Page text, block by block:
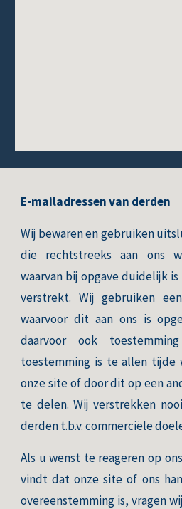
E-mailadressen van derden
Wij bewaren en gebruiken
die rechtstreeks aan ons
waarvan bij opgave duidelijk
verstrekt. Wij gebruiken
waarvoor dit aan ons is
daarvoor ook
toestemming is te allen tijde
onze site of door dit op een
te delen. Wij verstrekken
derden t.b.v. commerciële
Als u wenst te reageren op
vindt dat onze site of ons
overeenstemming is, vragen